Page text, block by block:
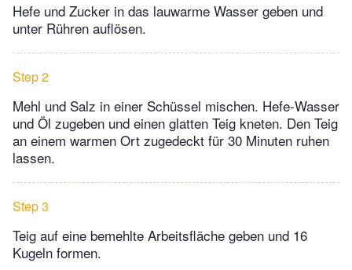
Hefe und Zucker in das lauwarme Wasser geben und
unter Rühren auflösen.
Step 2
Mehl und Salz in einer Schüssel mischen. Hefe-Wasser
und Öl zugeben und einen glatten Teig kneten. Den Teig
an einem warmen Ort zugedeckt für 30 Minuten ruhen
lassen.
Step 3
Teig auf eine bemehlte Arbeitsfläche geben und 16
Kugeln formen.